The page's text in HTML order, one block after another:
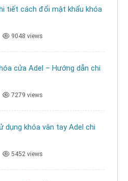
tiết cách đổi mật khẩu khóa
9048 views
cửa Adel – Hướng dẫn chi
7279 views
dụng khóa vân tay Adel chi
5452 views